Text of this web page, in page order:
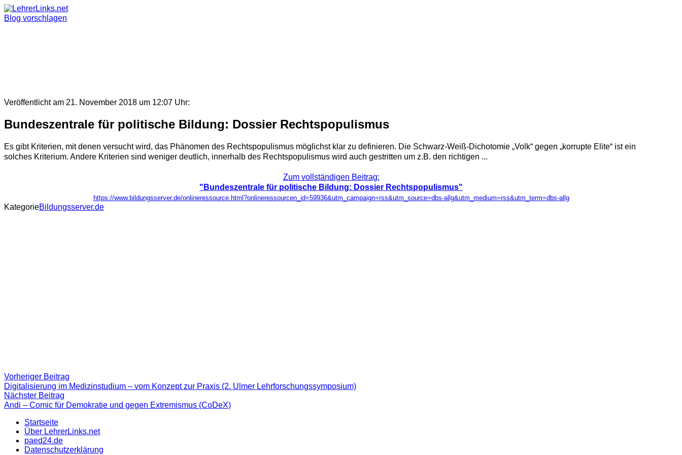
Skip
to
Blog vorschlagen
Veröffentlicht am 21. November 2018 um 12:07 Uhr:
Bundeszentrale für politische Bildung: Dossier Rechtspopulismus
Es gibt Kriterien, mit denen versucht wird, das Phänomen des Rechtspopulismus möglichst klar zu definieren. Die Schwarz-Weiß-Dichotomie „Volk“ gegen „korrupte Elite“ ist ein
solches Kriterium. Andere Kriterien sind weniger deutlich, innerhalb des Rechtspopulismus wird auch gestritten um z.B. den richtigen ...
Zum vollständigen Beitrag:
"Bundeszentrale für politische Bildung: Dossier Rechtspopulismus"
https://www.bildungsserver.de/onlineressource.html?onlineressourcen_id=59936&utm_campaign=rss&utm_source=dbs-allg&utm_medium=rss&utm_term=dbs-allg
KategorieBildungsserver.de
Beitragsnavigation
Vorheriger Beitrag
Beitrag:
Digitalisierung im Medizinstudium – vom Konzept zur Praxis (2. Ulmer Lehrforschungssymposium)
Nächster Beitrag
Beitrag
Andi – Comic für Demokratie und gegen Extremismus (CoDeX)
Startseite
Über LehrerLinks.net
paed24.de
Datenschutzerklärung